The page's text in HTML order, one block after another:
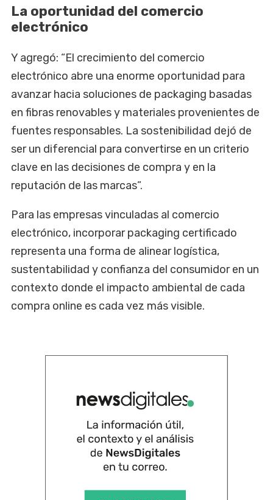
La oportunidad del comercio
electrónico
Y agregó: “El crecimiento del comercio
electrónico abre una enorme oportunidad para
avanzar hacia soluciones de packaging basadas
en fibras renovables y materiales provenientes de
fuentes responsables. La sostenibilidad dejó de
ser un diferencial para convertirse en un criterio
clave en las decisiones de compra y en la
reputación de las marcas”.
Para las empresas vinculadas al comercio
electrónico, incorporar packaging certificado
representa una forma de alinear logística,
sustentabilidad y confianza del consumidor en un
contexto donde el impacto ambiental de cada
compra online es cada vez más visible.